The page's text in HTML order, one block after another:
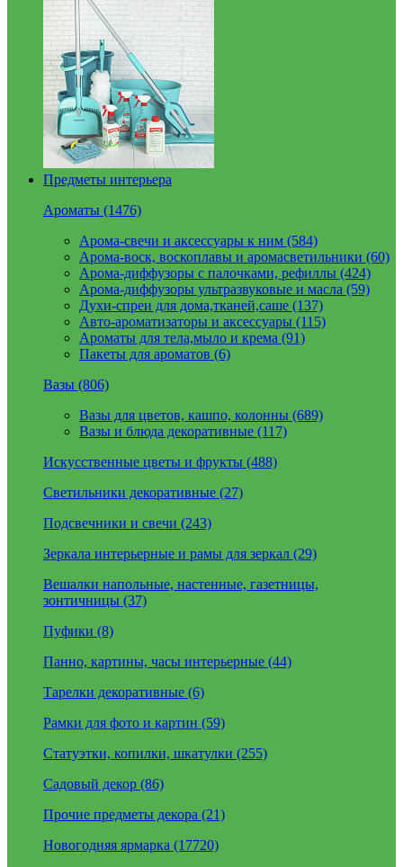
Предметы интерьера
Ароматы (1476)
Арома-свечи и аксессуары к ним (584)
Арома-воск, воскоплавы и аромасветильники (60)
Арома-диффузоры с палочками, рефиллы (424)
Арома-диффузоры ультразвуковые и масла (59)
Духи-спреи для дома,тканей,саше (137)
Авто-ароматизаторы и аксессуары (115)
Ароматы для тела,мыло и крема (91)
Пакеты для ароматов (6)
Вазы (806)
Вазы для цветов, кашпо, колонны (689)
Вазы и блюда декоративные (117)
Искусственные цветы и фрукты (488)
Светильники декоративные (27)
Подсвечники и свечи (243)
Зеркала интерьерные и рамы для зеркал (29)
Вешалки напольные, настенные, газетницы,
зонтичницы (37)
Пуфики (8)
Панно, картины, часы интерьерные (44)
Тарелки декоративные (6)
Рамки для фото и картин (59)
Статуэтки, копилки, шкатулки (255)
Садовый декор (86)
Прочие предметы декора (21)
Новогодняя ярмарка (17720)